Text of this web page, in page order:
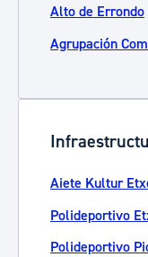
Alto de Errondo
Agrupación
Aiete Kultur
Polideportivo
Polideportivo